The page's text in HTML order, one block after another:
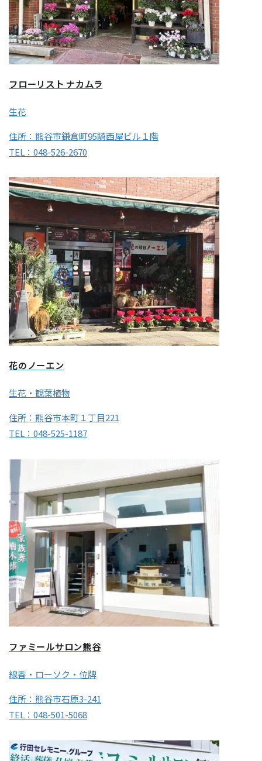
フローリスト ナカムラ
生花
住所：熊谷市鎌倉町95騎西屋ビル１階
TEL：048-526-2670
花のノーエン
生花・観葉植物
住所：熊谷市本町１丁目221
TEL：048-525-1187
ファミールサロン熊谷
線香・ローソク・位牌
住所：熊谷市石原3-241
TEL：048-501-5068